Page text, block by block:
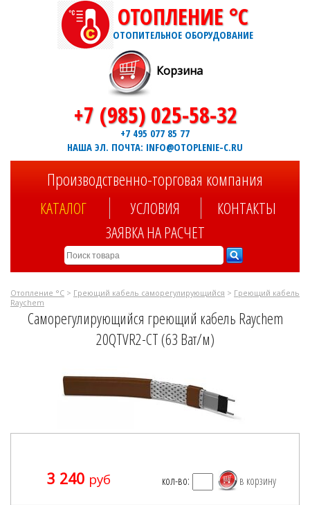
ОТОПЛЕНИЕ °C
ОТОПИТЕЛЬНОЕ ОБОРУДОВАНИЕ
Корзина
+7 (985) 025-58-32
+7 495 077 85 77
НАША ЭЛ. ПОЧТА: INFO@OTOPLENIE-C.RU
Производственно-торговая компания
КАТАЛОГ УСЛОВИЯ
КОНТАКТЫ
ЗАЯВКА НА РАСЧЕТ
Отопление °C > Греющий кабель саморегулирующийся > Греющий кабель
Raychem
Саморегулирующийся греющий кабель Raychem
20QTVR2-CT (63 Ват/м)
3 240 руб кол-во: